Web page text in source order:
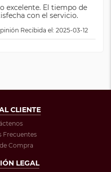
excelente. El tiempo de
con el servicio.
Recibida el: 2025-03-12
CLIENTE
Frecuentes
Compra
LEGAL